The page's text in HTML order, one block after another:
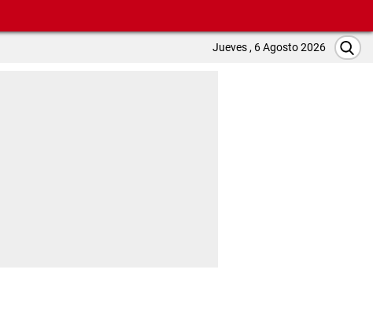
Jueves , 6 Agosto 2026